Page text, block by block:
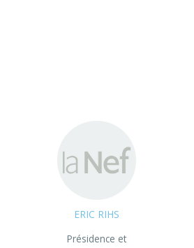
ERIC RIHS
Présidence et